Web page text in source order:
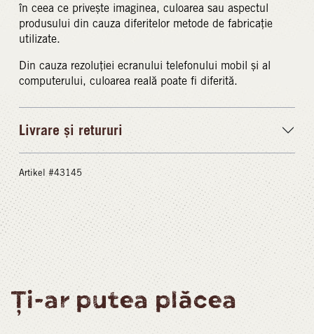
în ceea ce privește imaginea, culoarea sau aspectul
produsului din cauza diferitelor metode de fabricație
utilizate.
Din cauza rezoluției ecranului telefonului mobil și al
computerului, culoarea reală poate fi diferită.
Livrare și retururi
Artikel #43145
Ți-ar putea plăcea